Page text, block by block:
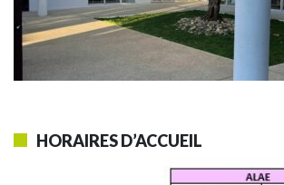
HORAIRES D’ACCUEIL